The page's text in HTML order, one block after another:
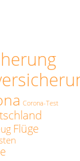
Corona-Test
Flüge